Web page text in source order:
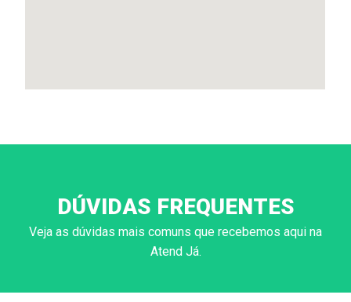
DÚVIDAS FREQUENTES
Veja as dúvidas mais comuns que recebemos aqui na
Atend Já.